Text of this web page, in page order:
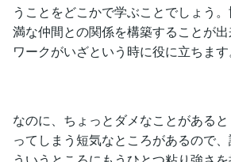
うことをどこかで学ぶことでしょう
満な仲間との関係を構築することが
ワークがいざという時に役に立ちます
なのに、ちょっとダメなことがある
ってしまう短気なところがあるので